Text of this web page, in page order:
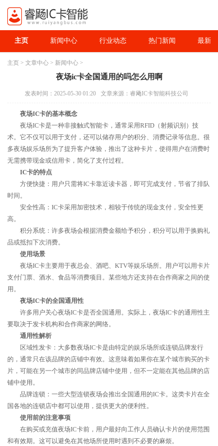
主页 新闻中心 行业动态 热门新闻 最新
主页 > 文章中心 > 新闻中心 >
夜场ic卡全国通用的吗怎么用啊
发表时间：2025-05-30 01:20 文章来源：睿飏IC卡智能科技公司
夜场IC卡的基本概念
夜场IC卡是一种非接触式智能卡，通常采用RFID（射频识别）技
术。它不仅可以用于支付，还可以储存用户的积分、消费记录等信息。很
多夜场娱乐场所为了提升客户体验，推出了这种卡片，使得用户在消费时
无需携带现金或信用卡，简化了支付过程。
IC卡的特点
方便快捷：用户只需将IC卡靠近读卡器，即可完成支付，节省了排队
时间。
安全性高：IC卡采用加密技术，相较于传统的现金支付，安全性更
高。
积分系统：许多夜场会根据消费金额给予积分，积分可以用于换购礼
品或抵扣下次消费。
使用场景
夜场IC卡主要用于夜总会、酒吧、KTV等娱乐场所。用户可以用卡片
支付门票、酒水、食品等消费项目。某些地方还支持在合作商家之间的使
用。
夜场IC卡的全国通用性
许多用户关心夜场IC卡是否全国通用。实际上，夜场IC卡的通用性主
要取决于发卡机构和合作商家的网络。
通用性解析
区域性发卡：大多数夜场IC卡是由特定的娱乐场所或连锁品牌发行
的，通常只在该品牌的店铺中有效。这意味着如果你在某个城市购买的卡
片，可能在另一个城市的同品牌店铺中使用，但不一定能在其他品牌的店
铺中使用。
品牌连锁：一些大型连锁夜场会推出全国通用的IC卡。这类卡片在全
国各地的连锁店中都可以使用，提供更大的便利性。
使用前的注意事项
在购买或充值夜场IC卡前，用户最好向工作人员确认卡片的使用范围
和有效期。这可以避免在其他场所使用时遇到不必要的麻烦。